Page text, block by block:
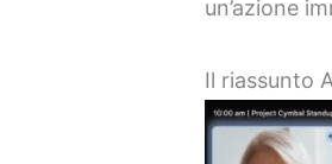
un’azione
Il riassunto